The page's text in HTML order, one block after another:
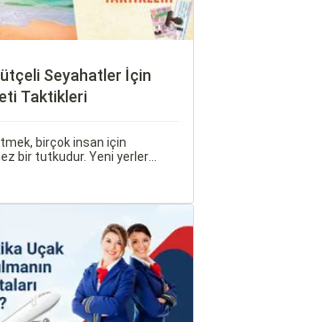
Seyahatler İçin
Taktikleri
birçok insan için
bir tutkudur. Yeni yerler